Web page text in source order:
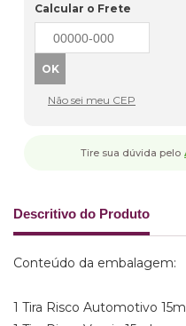
Calcular o Frete
Não sei meu CEP
Tire sua dúvida pelo
Descritivo do Produto
Conteúdo da embalagem:
1 Tira Risco Automotivo